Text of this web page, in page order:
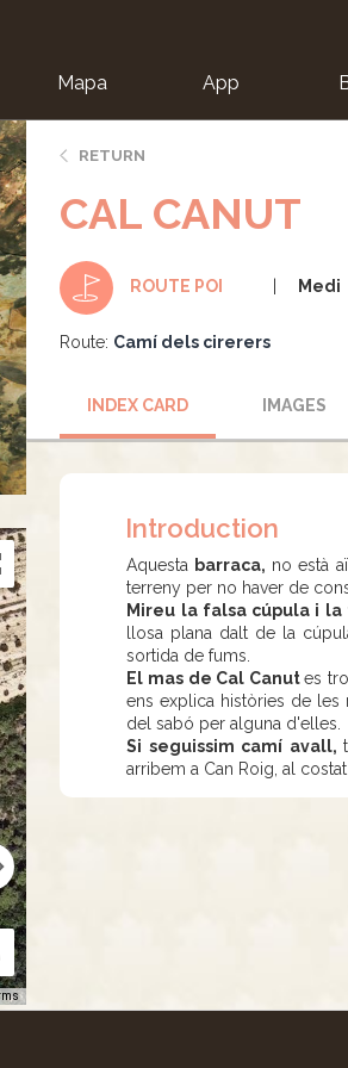
Mapa App
RETURN
CAL CANUT
ROUTE POI Medi
Route: Camí dels cirerers
INDEX CARD IMAGES
Introduction
Aquesta barraca, no està
terreny per no haver de
Mireu la falsa cúpula i
llosa plana dalt de la
sortida de fums.
El mas de Cal Canutes
ens explica històries de les
del sabó per alguna d'elles.
Si seguissim camí avall,
arribem a Can Roig, al